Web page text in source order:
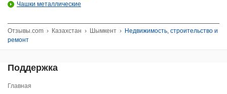
Чашки металлические
Отзывы.com › Казахстан › Шымкент › Недвижимость, строительство и
ремонт
Поддержка
Главная